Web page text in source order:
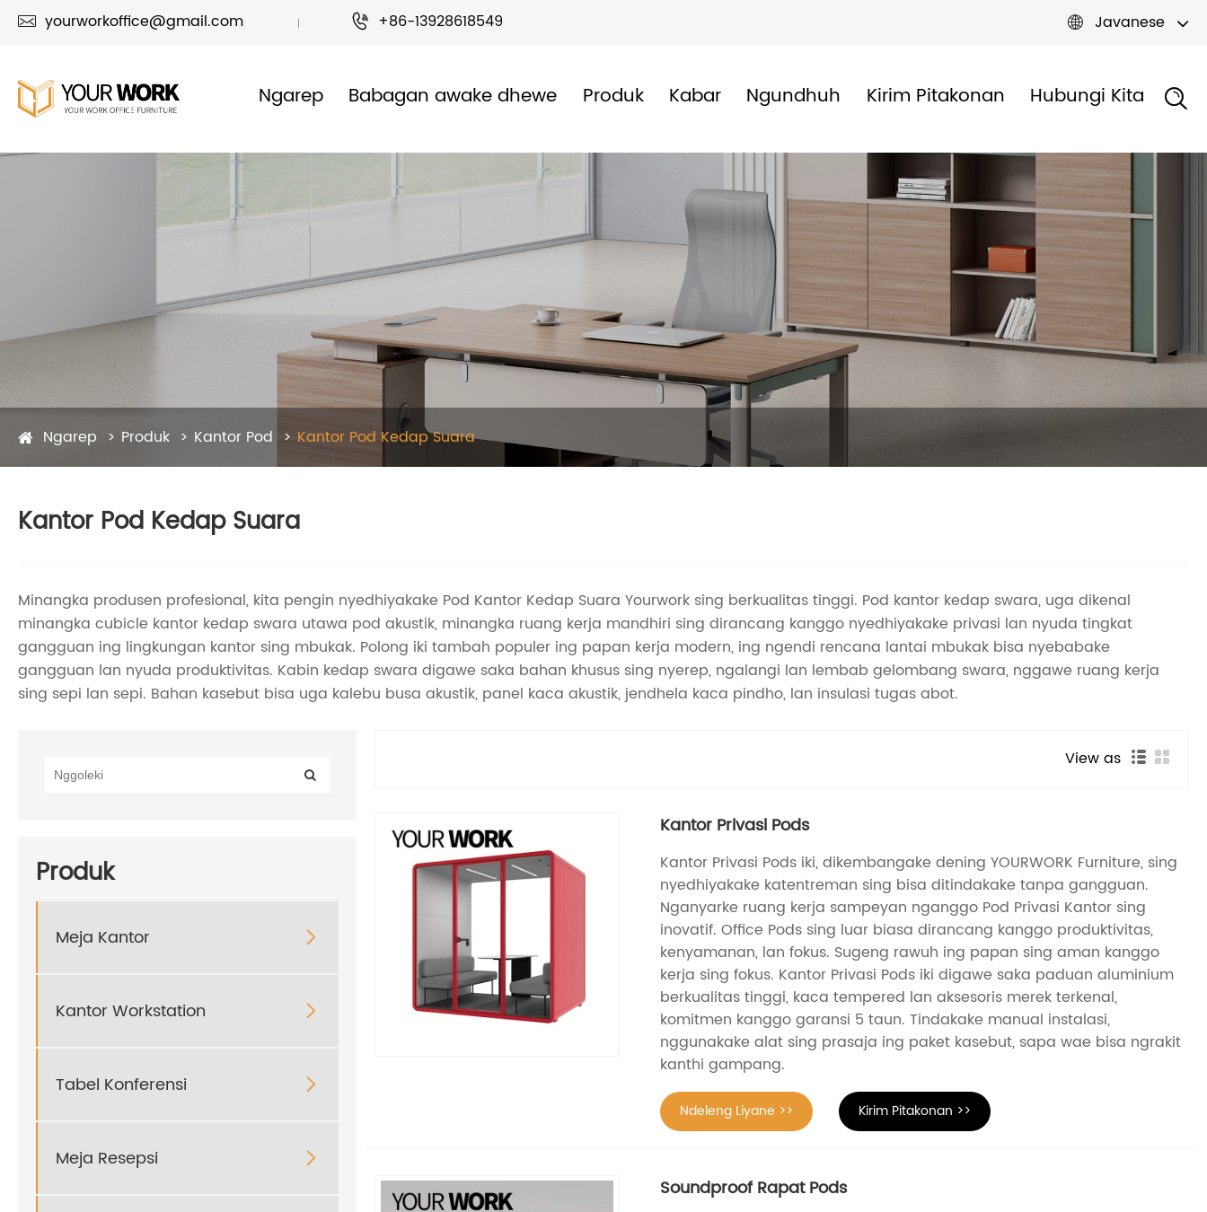
 yourworkoffice@gmail.com  +86-13928618549  Javanese
Ngarep Babagan awake dhewe Produk Kabar Ngundhuh Kirim Pitakonan Hubungi Kita
Ngarep Produk Kantor Pod Kantor Pod Kedap Suara
Kantor Pod Kedap Suara
Minangka produsen profesional, kita pengin nyedhiyakake Pod Kantor Kedap Suara Yourwork sing berkualitas tinggi. Pod kantor kedap swara, uga dikenal
minangka cubicle kantor kedap swara utawa pod akustik, minangka ruang kerja mandhiri sing dirancang kanggo nyedhiyakake privasi lan nyuda tingkat
gangguan ing lingkungan kantor sing mbukak. Polong iki tambah populer ing papan kerja modern, ing ngendi rencana lantai mbukak bisa nyebabake
gangguan lan nyuda produktivitas. Kabin kedap swara digawe saka bahan khusus sing nyerep, ngalangi lan lembab gelombang swara, nggawe ruang kerja
sing sepi lan sepi. Bahan kasebut bisa uga kalebu busa akustik, panel kaca akustik, jendhela kaca pindho, lan insulasi tugas abot.
Produk
Meja Kantor 
Kantor Workstation 
Tabel Konferensi 
Meja Resepsi 
View as
Kantor Privasi Pods
Kantor Privasi Pods iki, dikembangake dening YOURWORK Furniture, sing
nyedhiyakake katentreman sing bisa ditindakake tanpa gangguan.
Nganyarke ruang kerja sampeyan nganggo Pod Privasi Kantor sing
inovatif. Office Pods sing luar biasa dirancang kanggo produktivitas,
kenyamanan, lan fokus. Sugeng rawuh ing papan sing aman kanggo
kerja sing fokus. Kantor Privasi Pods iki digawe saka paduan aluminium
berkualitas tinggi, kaca tempered lan aksesoris merek terkenal,
komitmen kanggo garansi 5 taun. Tindakake manual instalasi,
nggunakake alat sing prasaja ing paket kasebut, sapa wae bisa ngrakit
kanthi gampang.
Ndeleng Liyane >> Kirim Pitakonan >>
Soundproof Rapat Pods